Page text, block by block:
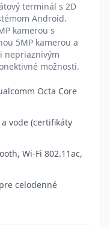
terminál s 2D
Android.
kamerou s
5MP kamerou a
nepriaznivým
možnosti.
Octa Core
vode (certifikáty
Wi-Fi 802.11ac,
celodenné